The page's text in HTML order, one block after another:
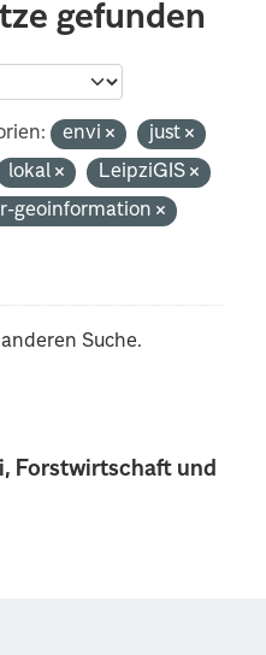
Forstwirtschaft und
gefunden
envi
just
lokal
LeipziGIS
geoinformation
Suche.